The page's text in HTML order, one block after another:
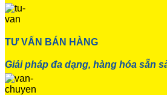
TƯ VẤN BÁN HÀNG
Giải pháp đa dạng, hàng hóa sẵn